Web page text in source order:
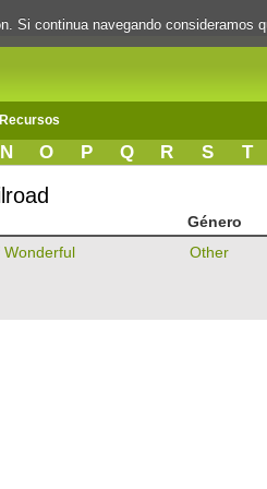
Recursos
N O P Q R S T
Género
Wonderful Other
Si continua navegando consideramos